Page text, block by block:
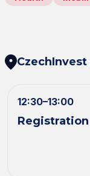
12:30–13:00
Registration